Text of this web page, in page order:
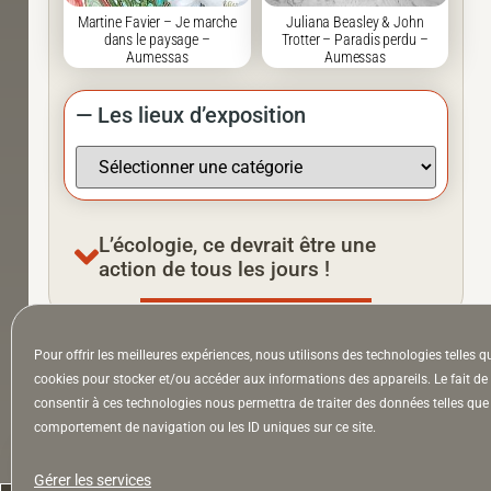
Pour offrir les meilleures expériences, nous utilisons des technologies telles
cookies pour stocker et/ou accéder aux informations des appareils. Le fait de
consentir à ces technologies nous permettra de traiter des données telles que
comportement de navigation ou les ID uniques sur ce site.
Gérer les services
Martine Favier – Je marche
dans le paysage –
Aumessas
Juliana Beasley & John
Trotter – Paradis perdu –
Aumessas
— Les lieux d’exposition
L’écologie, ce devrait être une
action de tous les jours !
À la Une Appel à auteurs Arts